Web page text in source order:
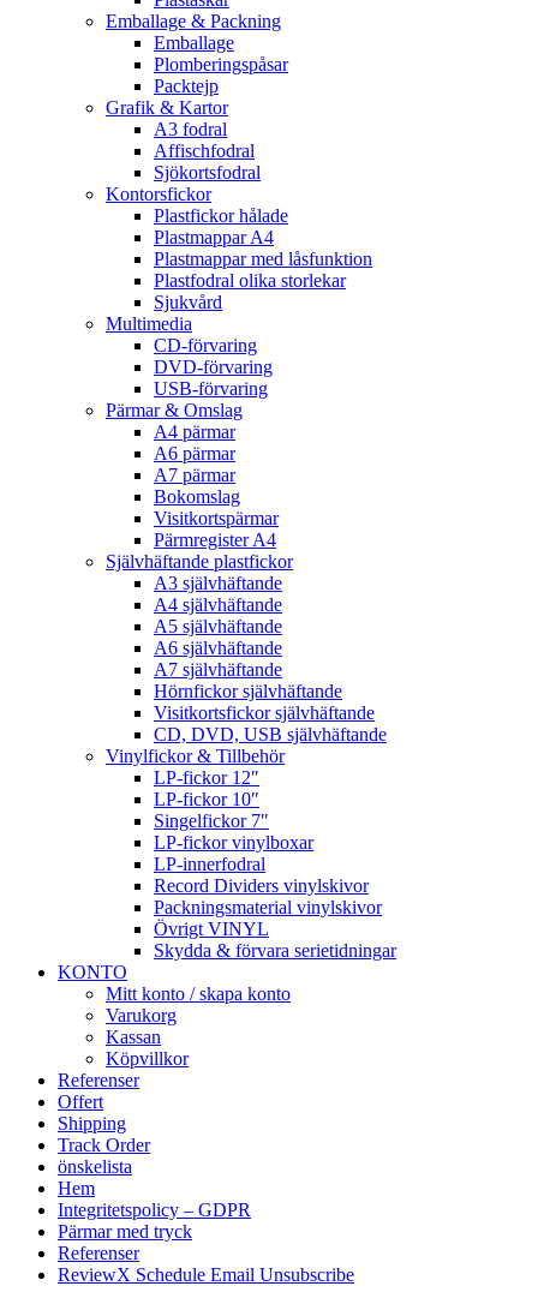
Emballage & Packning
Emballage
Plomberingspåsar
Packtejp
Grafik & Kartor
A3 fodral
Affischfodral
Sjökortsfodral
Kontorsfickor
Plastfickor hålade
Plastmappar A4
Plastmappar med låsfunktion
Plastfodral olika storlekar
Sjukvård
Multimedia
CD-förvaring
DVD-förvaring
USB-förvaring
Pärmar & Omslag
A4 pärmar
A6 pärmar
A7 pärmar
Bokomslag
Visitkortspärmar
Pärmregister A4
Självhäftande plastfickor
A3 självhäftande
A4 självhäftande
A5 självhäftande
A6 självhäftande
A7 självhäftande
Hörnfickor självhäftande
Visitkortsfickor självhäftande
CD, DVD, USB självhäftande
Vinylfickor & Tillbehör
LP-fickor 12″
LP-fickor 10″
Singelfickor 7″
LP-fickor vinylboxar
LP-innerfodral
Record Dividers vinylskivor
Packningsmaterial vinylskivor
Övrigt VINYL
Skydda & förvara serietidningar
KONTO
Mitt konto / skapa konto
Varukorg
Kassan
Köpvillkor
Referenser
Offert
Shipping
Track Order
önskelista
Hem
Integritetspolicy – GDPR
Pärmar med tryck
Referenser
ReviewX Schedule Email Unsubscribe